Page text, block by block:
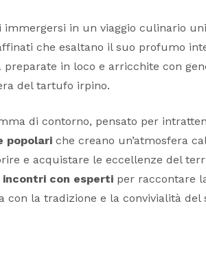
in un viaggio culinario
che esaltano il suo profumo
in loco e arricchite con
del tartufo irpino.
di contorno, pensato per
popolari che creano un’atmosfera
e acquistare le eccellenze del
incontri con esperti per raccontare
con la tradizione e la convivialità del